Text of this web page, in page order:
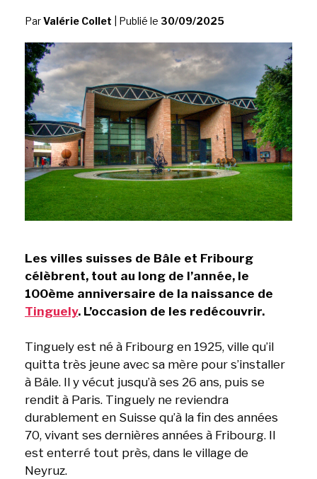
ParValérie Collet Publié le 30/09/2025
Les villes suisses de Bâle et Fribourg
célèbrent, tout au long de l’année, le
100ème anniversaire de la naissance de
Tinguely. L’occasion de les redécouvrir.
Tinguely est né à Fribourg en 1925, ville qu’il
quitta très jeune avec sa mère pour s’installer
à Bâle. Il y vécut jusqu’à ses 26 ans, puis se
rendit à Paris. Tinguely ne reviendra
durablement en Suisse qu’à la fin des années
70, vivant ses dernières années à Fribourg. Il
est enterré tout près, dans le village de
Neyruz.